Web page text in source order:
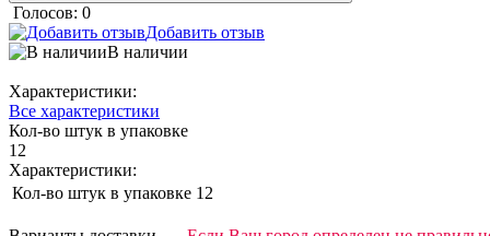
Голосов: 0
Добавить отзыв
В наличии
Характеристики:
Все характеристики
Кол-во штук в упаковке
12
Характеристики:
Кол-во штук в упаковке 12